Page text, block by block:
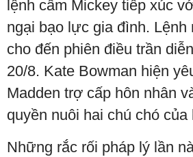
lệnh cấm Mickey tiếp xúc
ngại bạo lực gia đình. Lệnh
cho đến phiên điều trần
20/8. Kate Bowman hiện
Madden trợ cấp hôn nhân
quyền nuôi hai chú chó của
Những rắc rối pháp lý lần